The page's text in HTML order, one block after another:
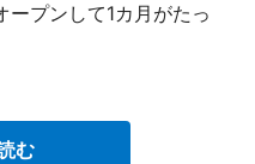
プンして1カ月がたっ
む